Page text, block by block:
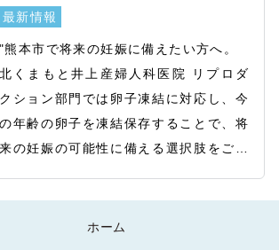
たします。
最新情報
"熊本市で将来の妊娠に備えたい方へ。
北くまもと井上産婦人科医院 リプロダ
クション部門では卵子凍結に対応し、今
の年齢の卵子を凍結保存することで、将
来の妊娠の可能性に備える選択肢をご提
卵子は年齢とともに質が低下しやすいた
め、若い時期の卵子凍結は、加齢による
2026/07/22
ホーム